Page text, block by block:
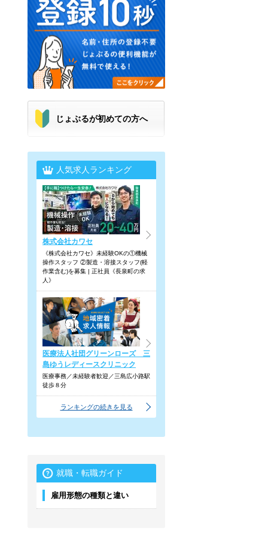
じょぶるが初めての方へ
人気求人ランキング
株式会社カワセ
《株式会社カワセ》未経験OKの①機械
操作スタッフ ②製造・溶接スタッフ(軽
作業含む)を募集 | 正社員《長泉町の求
人》
医療法人社団グリーンローズ 三
島ゆうレディースクリニック
医療事務／未経験者歓迎／三島広小路駅
徒歩８分
ランキングの続きを見る
就職・転職ガイド
雇用形態の種類と違い